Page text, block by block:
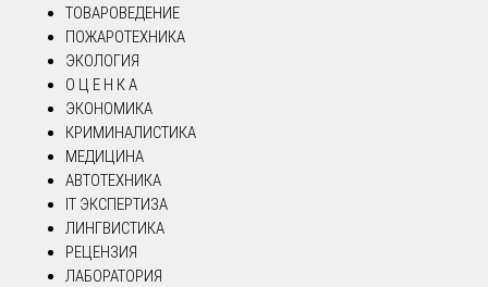
ТОВАРОВЕДЕНИЕ
ПОЖАРОТЕХНИКА
ЭКОЛОГИЯ
О Ц Е Н К А
ЭКОНОМИКА
КРИМИНАЛИСТИКА
МЕДИЦИНА
АВТОТЕХНИКА
IT ЭКСПЕРТИЗА
ЛИНГВИСТИКА
РЕЦЕНЗИЯ
ЛАБОРАТОРИЯ